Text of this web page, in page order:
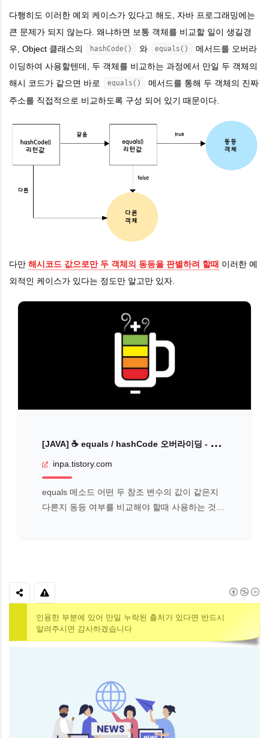
다행히도 이러한 예외 케이스가 있다고 해도, 자바 프로그래밍에는
큰 문제가 되지 않는다. 왜냐하면 보통 객체를 비교할 일이 생길경
우, Object 클래스의
hashCode() 와 equals()
메서드를 오버라
이딩하여 사용할텐데, 두 객체를 비교하는 과정에서 만일 두 객체의
해시 코드가 같으면 바로
equals()
메서드를 통해 두 객체의 진짜
주소를 직접적으로 비교하도록 구성 되어 있기 때문이다.
다만 해시코드 값으로만 두 객체의 동등을 판별하려 할때 이러한 예
외적인 케이스가 있다는 정도만 알고만 있자.
[
JAVA] ☕ equals / hashCode 오버라이딩 - 완벽 이해하기
inpa.tistory.com
equals 메소드 어떤 두 참조 변수의 값이 같은지
다른지 동등 여부를 비교해야 할때 사용하는 것이
인용한 부분에 있어 만일 누락된 출처가 있다면 반드시
알려주시면 감사하겠습니다